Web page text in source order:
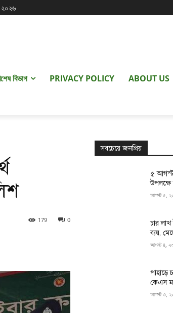
বিভাগ PRIVACY POLICY ABOUT US
0
179
সবচেয়ে জনপ্রিয়
৫ আগস্ট
আগস্ট ৫,
চার
ব্যয়,
আগস্ট ৪,
পাহাড়ে
কেএস
আগস্ট ৩,